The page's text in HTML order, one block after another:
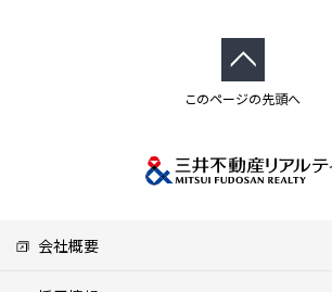
このページの先頭へ
会社概要